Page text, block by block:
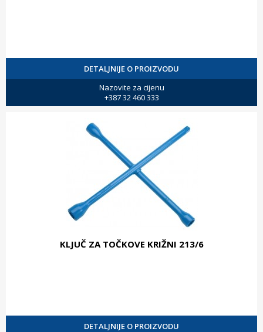
DETALJNIJE O PROIZVODU
Nazovite za cijenu
+387 32 460 333
KLJUČ ZA TOČKOVE KRIŽNI 213/6
DETALJNIJE O PROIZVODU